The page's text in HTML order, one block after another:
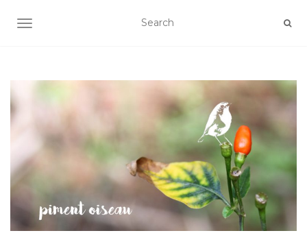
AFFICHER/MASQUER LA NAVIGATION